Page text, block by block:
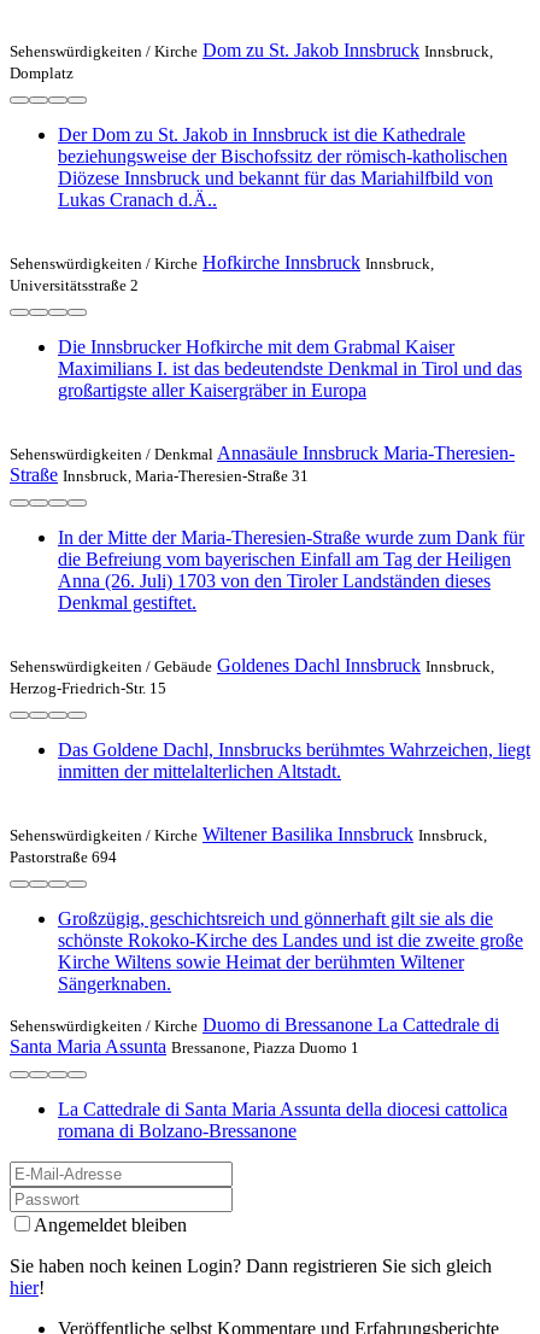
Sehenswürdigkeiten / Kirche Dom zu St. Jakob Innsbruck Innsbruck,
Domplatz
Der Dom zu St. Jakob in Innsbruck ist die Kathedrale
beziehungsweise der Bischofssitz der römisch-katholischen
Diözese Innsbruck und bekannt für das Mariahilfbild von
Lukas Cranach d.Ä..
Sehenswürdigkeiten / Kirche Hofkirche Innsbruck Innsbruck,
Universitätsstraße 2
Die Innsbrucker Hofkirche mit dem Grabmal Kaiser
Maximilians I. ist das bedeutendste Denkmal in Tirol und das
großartigste aller Kaisergräber in Europa
Sehenswürdigkeiten / Denkmal Annasäule Innsbruck Maria-Theresien-
Straße Innsbruck, Maria-Theresien-Straße 31
In der Mitte der Maria-Theresien-Straße wurde zum Dank für
die Befreiung vom bayerischen Einfall am Tag der Heiligen
Anna (26. Juli) 1703 von den Tiroler Landständen dieses
Denkmal gestiftet.
Sehenswürdigkeiten / Gebäude Goldenes Dachl Innsbruck Innsbruck,
Herzog-Friedrich-Str. 15
Das Goldene Dachl, Innsbrucks berühmtes Wahrzeichen, liegt
inmitten der mittelalterlichen Altstadt.
Sehenswürdigkeiten / Kirche Wiltener Basilika Innsbruck Innsbruck,
Pastorstraße 694
Großzügig, geschichtsreich und gönnerhaft gilt sie als die
schönste Rokoko-Kirche des Landes und ist die zweite große
Kirche Wiltens sowie Heimat der berühmten Wiltener
Sängerknaben.
Sehenswürdigkeiten / Kirche Duomo di Bressanone La Cattedrale di
Santa Maria Assunta Bressanone, Piazza Duomo 1
La Cattedrale di Santa Maria Assunta della diocesi cattolica
romana di Bolzano-Bressanone
Angemeldet bleiben
Sie haben noch keinen Login? Dann registrieren Sie sich gleich
hier!
Veröffentliche selbst Kommentare und Erfahrungsberichte